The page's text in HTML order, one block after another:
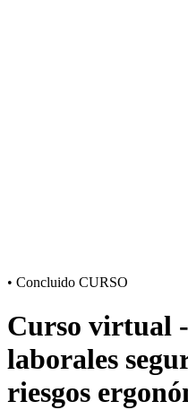
• Concluido CURSO
Curso virtual
laborales
riesgos